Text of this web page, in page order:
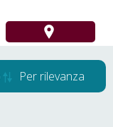
Per rilevanza